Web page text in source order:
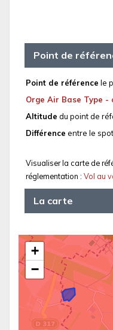
Point de
Point de référence le
Orge Air Base Type -
Altitude du point de
Différence entre le
Visualiser la carte de
réglementation : Vol au
La carte